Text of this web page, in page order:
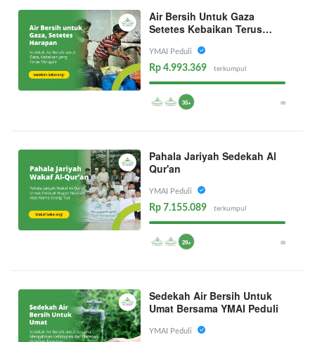
Air Bersih Untuk Gaza
Setetes Kebaikan Terus
YMAI Peduli
Rp 4.993.369 terkumpul
35+ ∞
Pahala Jariyah Sedekah Al
Qur'an
YMAI Peduli
Rp 7.155.089 terkumpul
29+ ∞
Sedekah Air Bersih Untuk
Umat Bersama YMAI Peduli
YMAI Peduli